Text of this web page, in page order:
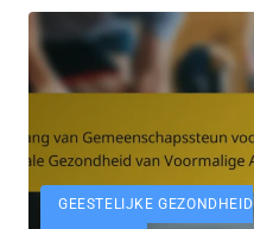
GEESTELIJKE GEZONDHEID